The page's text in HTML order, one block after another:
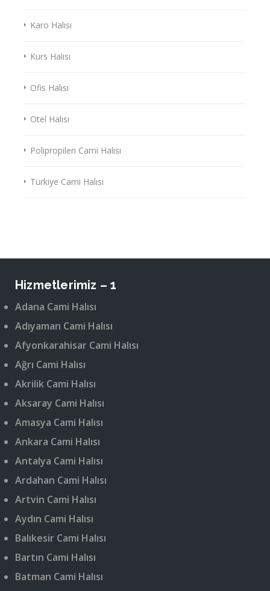
Karo Halısı
Kurs Halısı
Ofis Halısı
Otel Halısı
Polipropilen Cami Halısı
Türkiye Cami Halısı
Hizmetlerimiz – 1
Adana Cami Halısı
Adıyaman Cami Halısı
Afyonkarahisar Cami Halısı
Ağrı Cami Halısı
Akrilik Cami Halısı
Aksaray Cami Halısı
Amasya Cami Halısı
Ankara Cami Halısı
Antalya Cami Halısı
Ardahan Cami Halısı
Artvin Cami Halısı
Aydın Cami Halısı
Balıkesir Cami Halısı
Bartın Cami Halısı
Batman Cami Halısı